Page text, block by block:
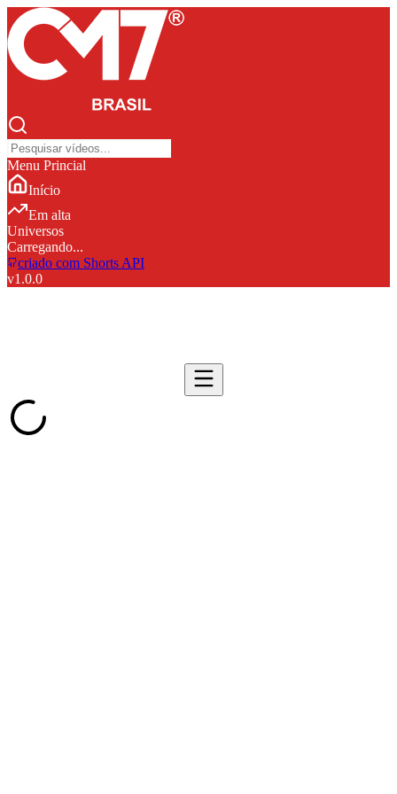
Menu Princial
Início
Em alta
Universos
Carregando...
criado com Shorts API
v1.0.0